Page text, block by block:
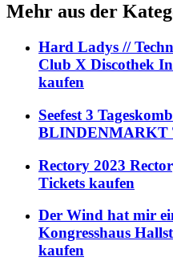
Mehr aus der
Hard Ladys //
Club X Discothek
kaufen
Seefest 3
BLINDENMARKT
Rectory 2023
Tickets kaufen
Der Wind hat mir
Kongresshaus
kaufen